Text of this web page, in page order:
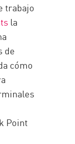
trabajo
la
de
cómo
Point